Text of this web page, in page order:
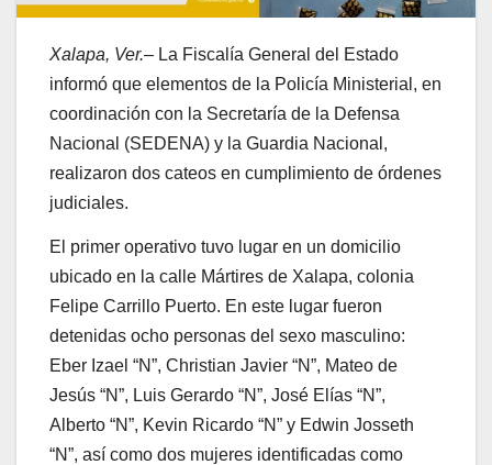
Xalapa, Ver.– La Fiscalía General del Estado
informó que elementos de la Policía Ministerial, en
coordinación con la Secretaría de la Defensa
Nacional (SEDENA) y la Guardia Nacional,
realizaron dos cateos en cumplimiento de órdenes
judiciales.
El primer operativo tuvo lugar en un domicilio
ubicado en la calle Mártires de Xalapa, colonia
Felipe Carrillo Puerto. En este lugar fueron
detenidas ocho personas del sexo masculino:
Eber Izael “N”, Christian Javier “N”, Mateo de
Jesús “N”, Luis Gerardo “N”, José Elías “N”,
Alberto “N”, Kevin Ricardo “N” y Edwin Josseth
“N”, así como dos mujeres identificadas como